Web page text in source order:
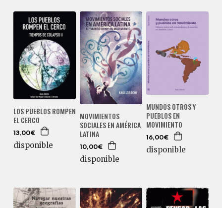
LOS PUEBLOS ROMPEN
EL CERCO
13,00€
disponible
MOVIMIENTOS
SOCIALES EN AMÉRICA
LATINA
10,00€
disponible
MUNDOS OTROS Y
PUEBLOS EN
MOVIMIENTO
16,00€
disponible